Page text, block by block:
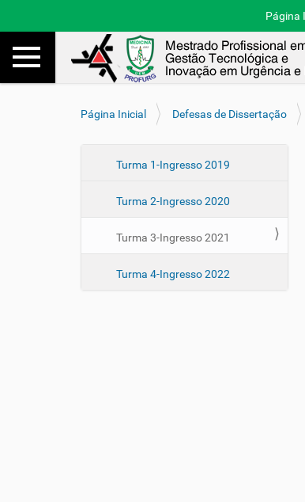
Página
Toggle navigation Busca
V
q
Página Inicial Defesas de Dissertação
Turma 1-Ingresso 2019
Turma 2-Ingresso 2020
Turma 3-Ingresso 2021
Turma 4-Ingresso 2022